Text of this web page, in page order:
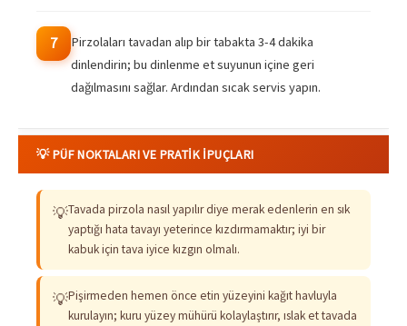
7
Pirzolaları tavadan alıp bir tabakta 3-4 dakika
dinlendirin; bu dinlenme et suyunun içine geri
dağılmasını sağlar. Ardından sıcak servis yapın.
💡 PÜF NOKTALARI VE PRATIK İPUÇLARI
💡Tavada pirzola nasıl yapılır diye merak edenlerin en sık
yaptığı hata tavayı yeterince kızdırmamaktır; iyi bir
kabuk için tava iyice kızgın olmalı.
💡Pişirmeden hemen önce etin yüzeyini kağıt havluyla
kurulayın; kuru yüzey mühürü kolaylaştırır, ıslak et tavada